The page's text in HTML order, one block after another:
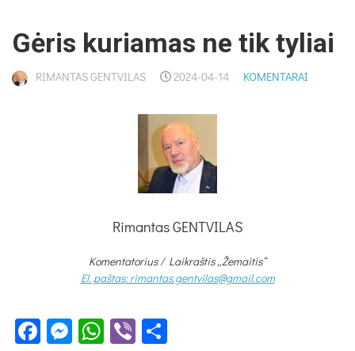
Gėris kuriamas ne tik tyliai
RIMANTAS GENTVILAS 2024-04-14 KOMENTARAI
Rimantas GENTVILAS
Komentatorius / Laikraštis „Žemaitis“
El. paštas: rimantas.gentvilas@gmail.com
Facebook
Messenger
WhatsApp
Viber